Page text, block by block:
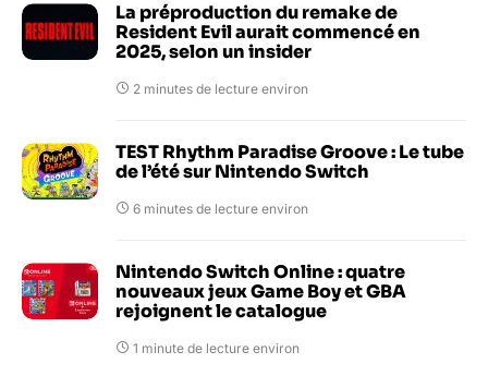
La préproduction du remake de
Resident Evil aurait commencé en
2025, selon un insider
2 minutes de lecture environ
TEST Rhythm Paradise Groove : Le tube
de l’été sur Nintendo Switch
6 minutes de lecture environ
Nintendo Switch Online : quatre
nouveaux jeux Game Boy et GBA
rejoignent le catalogue
1 minute de lecture environ